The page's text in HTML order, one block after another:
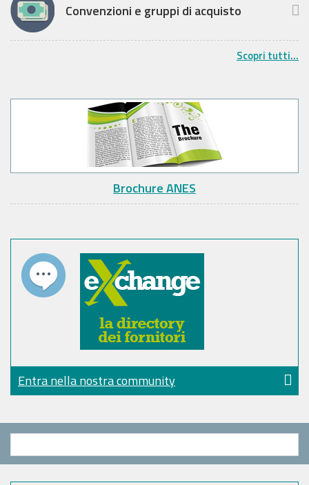
Convenzioni e gruppi di acquisto
Scopri tutti...
Brochure ANES
Entra nella nostra community